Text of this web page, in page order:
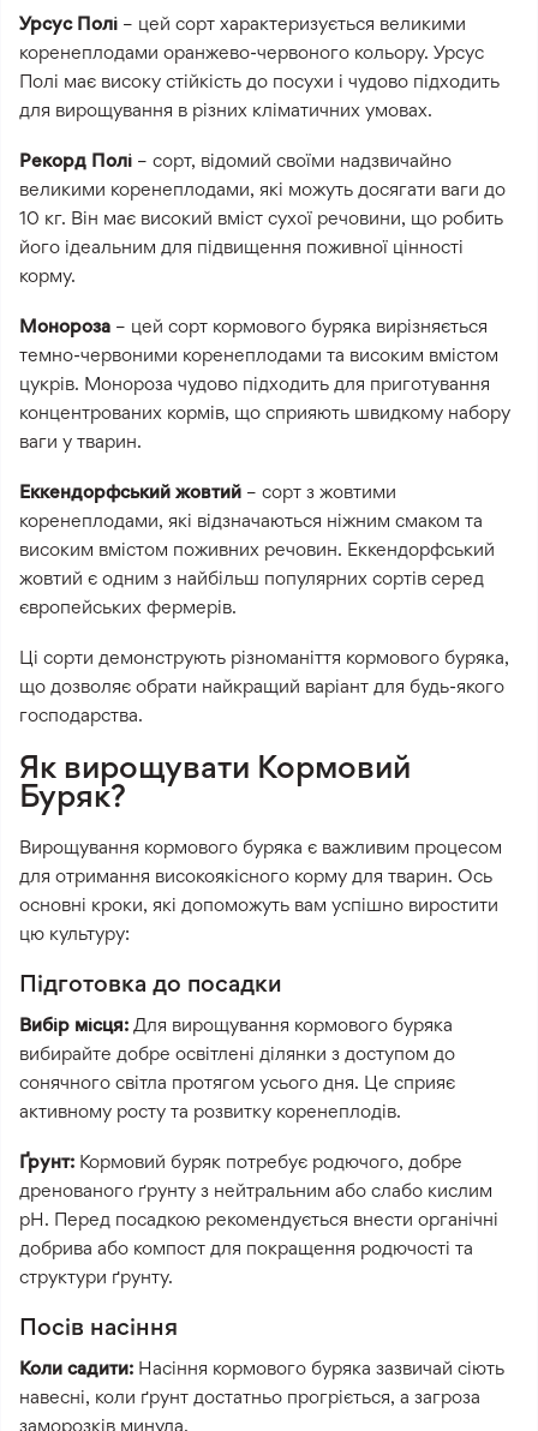
Урсус Полі – цей сорт характеризується великими
коренеплодами оранжево-червоного кольору. Урсус
Полі має високу стійкість до посухи і чудово підходить
для вирощування в різних кліматичних умовах.
Рекорд Полі – сорт, відомий своїми надзвичайно
великими коренеплодами, які можуть досягати ваги до
10 кг. Він має високий вміст сухої речовини, що робить
його ідеальним для підвищення поживної цінності
корму.
Монороза – цей сорт кормового буряка вирізняється
темно-червоними коренеплодами та високим вмістом
цукрів. Монороза чудово підходить для приготування
концентрованих кормів, що сприяють швидкому набору
ваги у тварин.
Еккендорфський жовтий – сорт з жовтими
коренеплодами, які відзначаються ніжним смаком та
високим вмістом поживних речовин. Еккендорфський
жовтий є одним з найбільш популярних сортів серед
європейських фермерів.
Ці сорти демонструють різноманіття кормового буряка,
що дозволяє обрати найкращий варіант для будь-якого
господарства.
Як вирощувати Кормовий
Буряк?
Вирощування кормового буряка є важливим процесом
для отримання високоякісного корму для тварин. Ось
основні кроки, які допоможуть вам успішно виростити
цю культуру:
Підготовка до посадки
Вибір місця: Для вирощування кормового буряка
вибирайте добре освітлені ділянки з доступом до
сонячного світла протягом усього дня. Це сприяє
активному росту та розвитку коренеплодів.
Ґрунт: Кормовий буряк потребує родючого, добре
дренованого ґрунту з нейтральним або слабо кислим
рН. Перед посадкою рекомендується внести органічні
добрива або компост для покращення родючості та
структури ґрунту.
Посів насіння
Коли садити: Насіння кормового буряка зазвичай сіють
навесні, коли ґрунт достатньо прогріється, а загроза
заморозків минула.